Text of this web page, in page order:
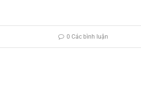
0 Các bình luận